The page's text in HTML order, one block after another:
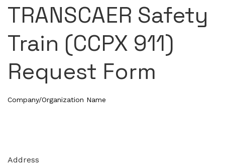
TRANSCAER Safety
Train (CCPX 911)
Request Form
Company/Organization Name
Address